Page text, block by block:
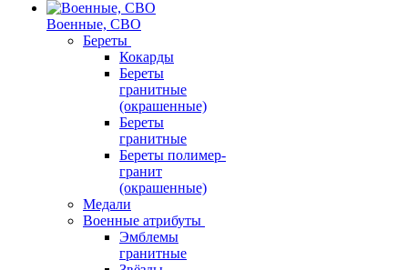
Военные, СВО
Береты
Кокарды
Береты
гранитные
(окрашенные)
Береты
гранитные
Береты полимер-
гранит
(окрашенные)
Медали
Военные атрибуты
Эмблемы
гранитные